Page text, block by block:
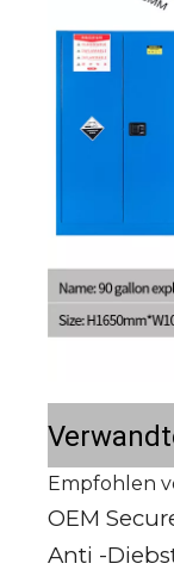
Empfohlen
OEM
Anti -